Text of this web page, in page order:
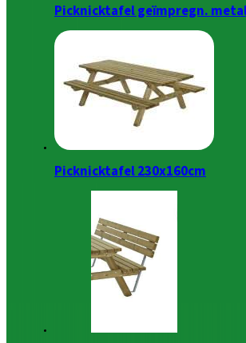
Picknicktafel geïmpregn.
Picknicktafel 230x160cm